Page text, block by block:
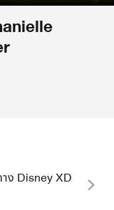
ง Disney XD